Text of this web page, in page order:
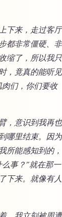
下来，走过客厅
都非常僵硬、非
缩了，所以我只
，竟真的能听见
们，你们要收
，意识到我再也
哪里结束。因为
所能感知到的，
事？”就在那一
来。就像有人